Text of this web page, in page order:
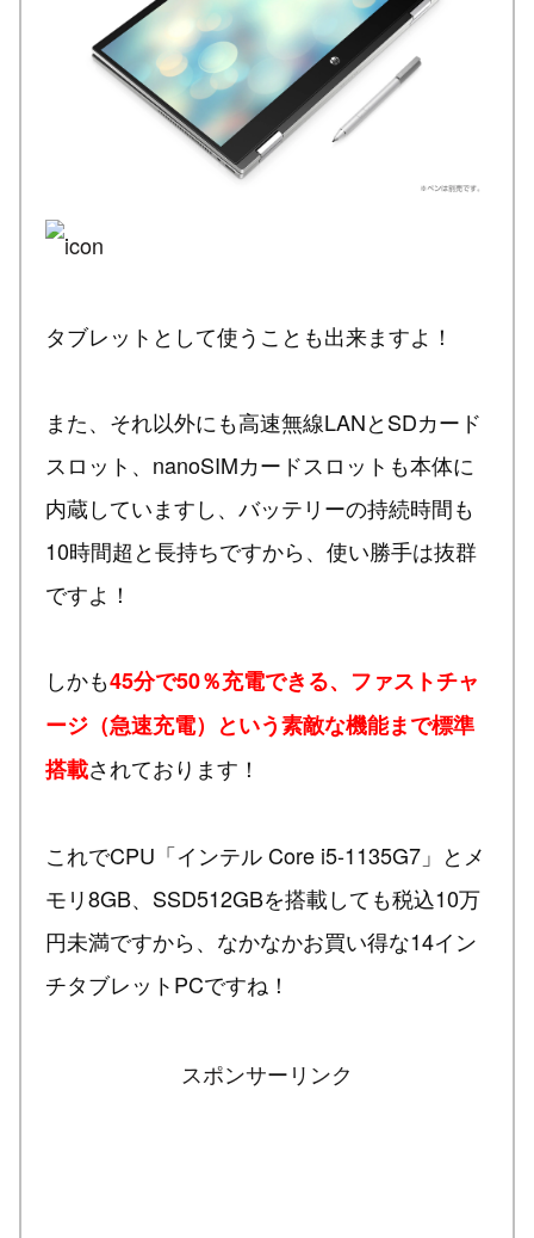
タブレットとして使うことも出来ますよ！
また、それ以外にも高速無線LANとSDカード
スロット、nanoSIMカードスロットも本体に
内蔵していますし、バッテリーの持続時間も
10時間超と長持ちですから、使い勝手は抜群
ですよ！
しかも45分で50％充電できる、ファストチャ
ージ（急速充電）という素敵な機能まで標準
搭載されております！
これでCPU「インテル Core i5-1135G7」とメ
モリ8GB、SSD512GBを搭載しても税込10万
円未満ですから、なかなかお買い得な14イン
チタブレットPCですね！
スポンサーリンク